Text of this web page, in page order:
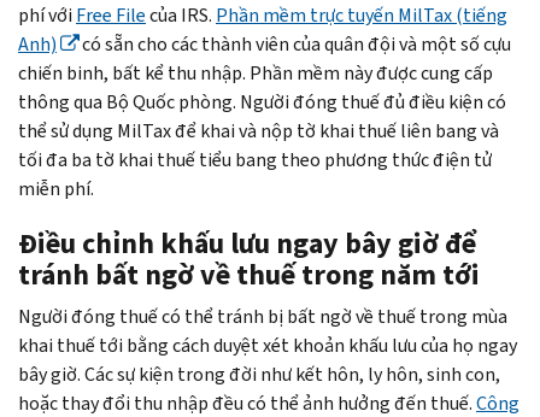
phí với Free Filecủa IRS. Phần mềm trực tuyến MilTax(tiếng
Anh)
có sẵn cho các thành viên của quân đội và một số cựu
chiến binh, bất kể thu nhập. Phần mềm này được cung cấp
thông qua Bộ Quốc phòng. Người đóng thuế đủ điều kiện có
thể sử dụng MilTaxđể khai và nộp tờ khai thuế liên bang và
tối đa ba tờ khai thuế tiểu bang theo phương thức điện tử
miễn phí.
Điều chỉnh khấu lưu ngay bây giờ để
tránh bất ngờ về thuế trong năm tới
Người đóng thuế có thể tránh bị bất ngờ về thuế trong mùa
khai thuế tới bằng cách duyệt xét khoản khấu lưu của họ ngay
bây giờ. Các sự kiện trong đời như kết hôn, ly hôn, sinh con,
hoặc thay đổi thu nhập đều có thể ảnh hưởng đến thuế.Công